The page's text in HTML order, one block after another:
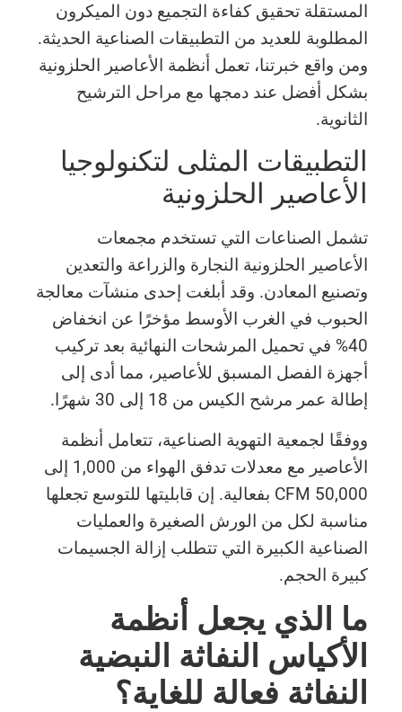
المستقلة تحقيق كفاءة التجميع دون الميكرون
المطلوبة للعديد من التطبيقات الصناعية الحديثة.
ومن واقع خبرتنا، تعمل أنظمة الأعاصير الحلزونية
بشكل أفضل عند دمجها مع مراحل الترشيح
الثانوية.
التطبيقات المثلى لتكنولوجيا
الأعاصير الحلزونية
تشمل الصناعات التي تستخدم مجمعات
الأعاصير الحلزونية النجارة والزراعة والتعدين
وتصنيع المعادن. وقد أبلغت إحدى منشآت معالجة
الحبوب في الغرب الأوسط مؤخرًا عن انخفاض
40% في تحميل المرشحات النهائية بعد تركيب
أجهزة الفصل المسبق للأعاصير، مما أدى إلى
إطالة عمر مرشح الكيس من 18 إلى 30 شهرًا.
ووفقًا لجمعية التهوية الصناعية، تتعامل أنظمة
الأعاصير مع معدلات تدفق الهواء من 1,000 إلى
50,000 CFM بفعالية. إن قابليتها للتوسع تجعلها
مناسبة لكل من الورش الصغيرة والعمليات
الصناعية الكبيرة التي تتطلب إزالة الجسيمات
كبيرة الحجم.
ما الذي يجعل أنظمة
الأكياس النفاثة النبضية
النفاثة فعالة للغاية؟